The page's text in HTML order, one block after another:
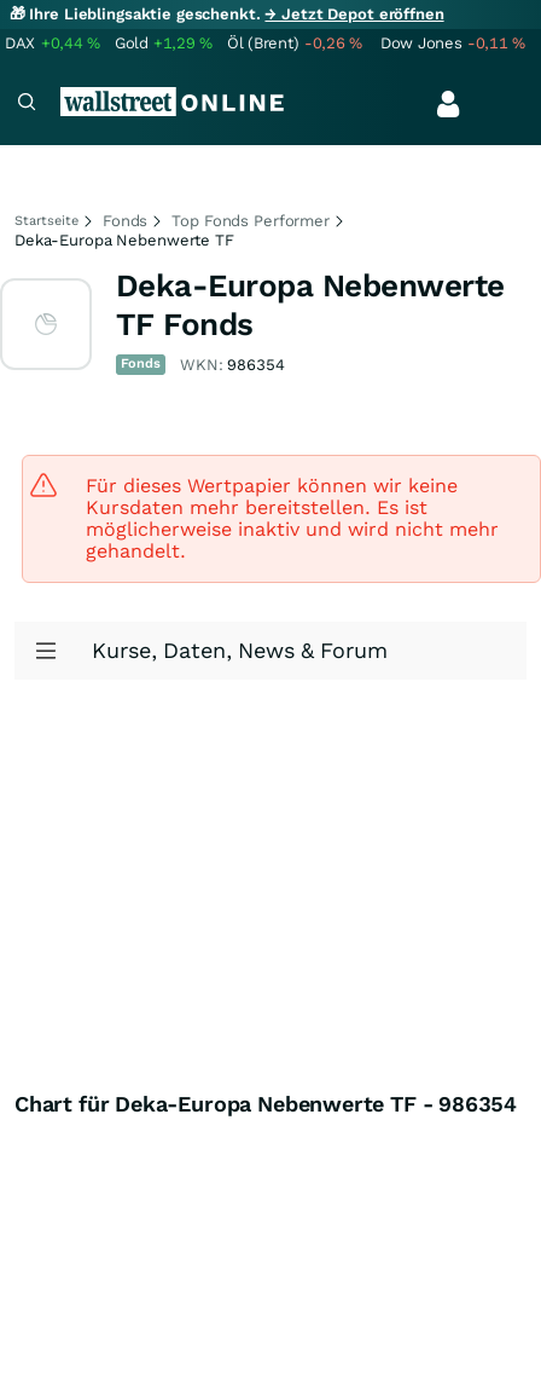
🎁 Ihre Lieblingsaktie geschenkt.→ Jetzt Depot eröffnen
DAX +0,44% Gold +1,29% Öl (Brent) -0,26% Dow Jones -0,11%
Startseite Fonds
Top Fonds Performer
Deka-Europa Nebenwerte TF
Deka-Europa Nebenwerte
TF Fonds
Fonds WKN:986354
Für dieses Wertpapier können wir keine
Kursdaten mehr bereitstellen. Es ist
möglicherweise inaktiv und wird nicht mehr
gehandelt.
Kurse, Daten, News & Forum
Chart für Deka-Europa Nebenwerte TF - 986354